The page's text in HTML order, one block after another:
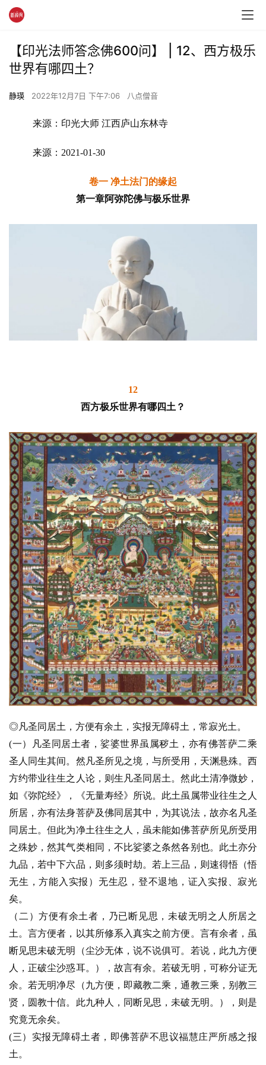
资
讯
八
点
僧
音
高
僧
访
谈
【印光法师答念佛600问】 | 12、西方极乐
世界有哪四土？
静瑛 2022年12月7日 下午7:06 八点僧音
来源：印光大师 江西庐山东林寺
来源：2021-01-30
卷一 净土法门的缘起
第一章阿弥陀佛与极乐世界
12
西方极乐世界有哪四土？
◎凡圣同居土，方便有余土，实报无障碍土，常寂光土。
(一）凡圣同居土者，娑婆世界虽属秽土，亦有佛菩萨二乘
圣人同生其间。然凡圣所见之境，与所受用，天渊悬殊。西
方约带业往生之人论，则生凡圣同居土。然此土清净微妙，
如《弥陀经》，《无量寿经》所说。此土虽属带业往生之人
所居，亦有法身菩萨及佛同居其中，为其说法，故亦名凡圣
同居土。但此为净土往生之人，虽未能如佛菩萨所见所受用
之殊妙，然其气类相同，不比娑婆之条然各别也。此土亦分
九品，若中下六品，则多须时劫。若上三品，则速得悟（悟
无生，方能入实报）无生忍，登不退地，证入实报、寂光
矣。
（二）方便有余土者，乃已断见思，未破无明之人所居之
土。言方便者，以其所修系入真实之前方便。言有余者，虽
断见思未破无明（尘沙无体，说不说俱可。若说，此九方便
人，正破尘沙惑耳。），故言有余。若破无明，可称分证无
余。若无明净尽（九方便，即藏教二乘，通教三乘，别教三
贤，圆教十信。此九种人，同断见思，未破无明。），则是
究竟无余矣。
(三）实报无障碍土者，即佛菩萨不思议福慧庄严所感之报
土。